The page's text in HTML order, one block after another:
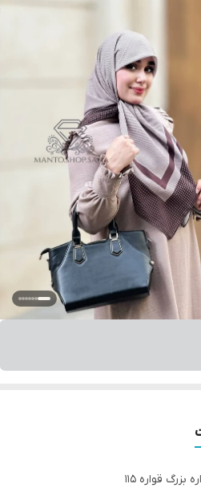
قواره ۱۱۵